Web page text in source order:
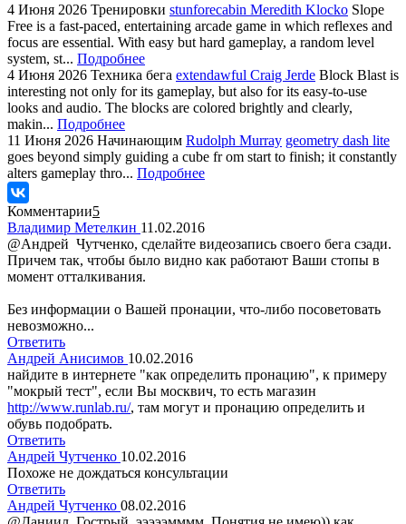
4 Июня 2026 Тренировки stunforecabin Meredith Klocko Slope
Free is a fast-paced, entertaining arcade game in which reflexes and
focus are essential. With easy but hard gameplay, a random level
system, st... Подробнее
4 Июня 2026 Техника бега extendawful Craig Jerde Block Blast is
interesting not only for its gameplay, but also for its easy-to-use
looks and audio. The blocks are colored brightly and clearly,
makin... Подробнее
11 Июня 2026 Начинающим Rudolph Murray geometry dash lite
goes beyond simply guiding a cube fr om start to finish; it constantly
alters gameplay thro... Подробнее
Комментарии5
Владимир Метелкин 11.02.2016
@Андрей Чутченко, сделайте видеозапись своего бега сзади.
Причем так, чтобы было видно как работают Ваши стопы в
момент отталкивания.
Без информации о Вашей пронации, что-либо посоветовать
невозможно...
Ответить
Андрей Анисимов 10.02.2016
найдите в интернете "как определить пронацию", к примеру
"мокрый тест", если Вы москвич, то есть магазин
http://www.runlab.ru/, там могут и пронацию определить и
обувь подобрать.
Ответить
Андрей Чутченко 10.02.2016
Похоже не дождаться консультации
Ответить
Андрей Чутченко 08.02.2016